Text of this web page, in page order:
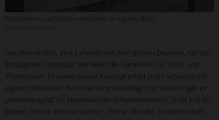
Jule Wunderlich, eine Lehrerin mit dem grünen Daumen, hat den
Schulgarten aufgebaut und leitet die Garten-AG für Dritt- und
Viertklässler. In einem neuen Konzept erhält jedes Schuljahr ein
eigenes Hochbeet. Auch das ist preiswürdig. Erst kürzlich gab es
„Gewinnergold“ im bundesweiten Schulwettbewerb „Echt kuh-l!“,
dessen Thema diesmal lautete: „Klima. Wandel. Landwirtschaft. –